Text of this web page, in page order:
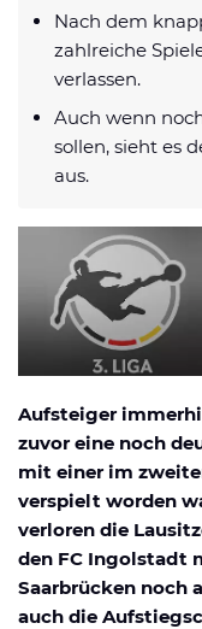
Glücksspiel-
Haftungsausschluss
Affiliate Disclaimer
Shop
Forum
Nach dem
zahlreiche
verlassen.
Auch wenn
sollen, sieht es
aus.
Aufsteiger
zuvor eine noch
mit einer im
verspielt worden
verloren die
den FC Ingolstadt
Saarbrücken noch
auch die